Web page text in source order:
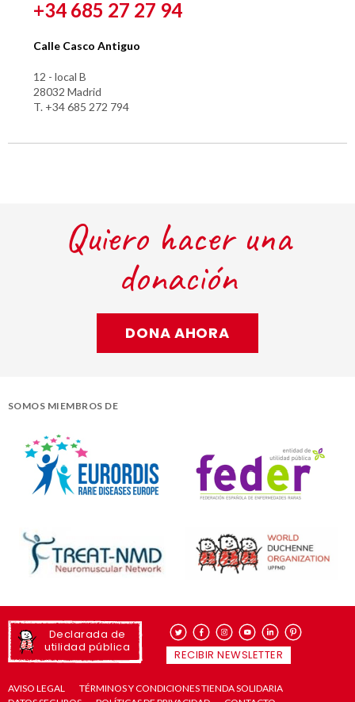
+34 685 27 27 94
Calle Casco Antiguo
12 - local B
28032 Madrid
T. +34 685 272 794
Quiero hacer una
donación
DONA AHORA
SOMOS MIEMBROS DE
Declarada de
utilidad pública
RECIBIR NEWSLETTER
AVISO LEGAL
TÉRMINOS Y CONDICIONES TIENDA SOLIDARIA